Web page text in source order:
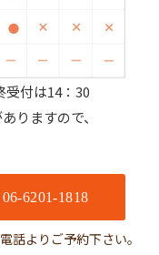
受付は14：30
りますので、
06-6201-1818
話よりご予約下さい。